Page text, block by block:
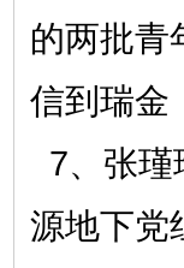
的两批青
信到瑞金
7、张瑾
源地下